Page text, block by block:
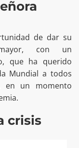
de dar su
con un
que ha querido
Mundial a todos
en un momento
crisis